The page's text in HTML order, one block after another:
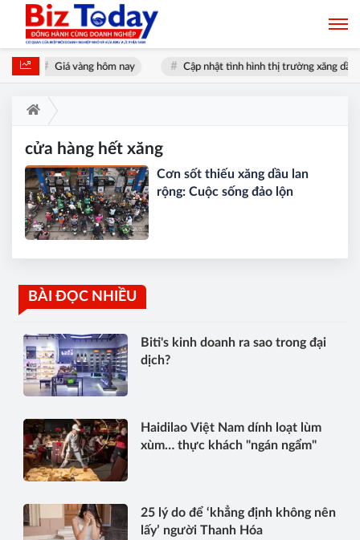
Giá vàng hôm nay Cập nhật tình hình thị trường xăng dầu
cửa hàng hết xăng
Cơn sốt thiếu xăng dầu lan
rộng: Cuộc sống đảo lộn
BÀI ĐỌC NHIỀU
Biti's kinh doanh ra sao trong đại
dịch?
Haidilao Việt Nam dính loạt lùm
xùm… thực khách "ngán ngẩm"
25 lý do để ‘khẳng định không nên
lấy’ người Thanh Hóa